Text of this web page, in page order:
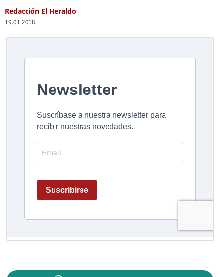
Redacción El Heraldo
19.01.2018